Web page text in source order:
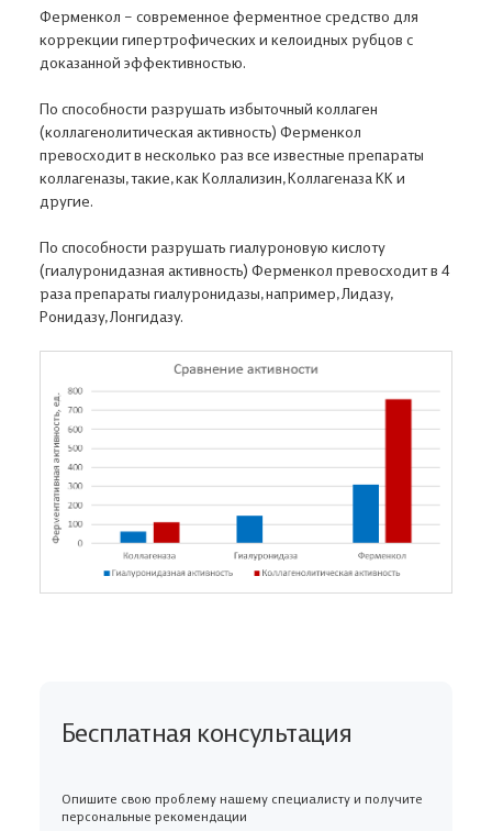
Ферменкол – современное ферментное средство для
коррекции гипертрофических и келоидных рубцов с
доказанной эффективностью.
По способности разрушать избыточный коллаген
(коллагенолитическая активность) Ферменкол
превосходит в несколько раз все известные препараты
коллагеназы, такие, как Коллализин, Коллагеназа КК и
другие.
По способности разрушать гиалуроновую кислоту
(гиалуронидазная активность) Ферменкол превосходит в 4
раза препараты гиалуронидазы, например, Лидазу,
Ронидазу, Лонгидазу.
Бесплатная консультация
Опишите свою проблему нашему специалисту и получите
персональные рекомендации